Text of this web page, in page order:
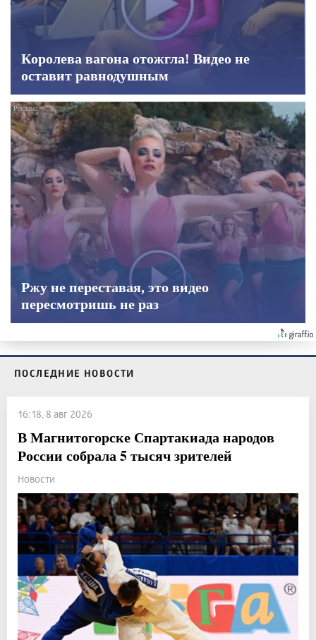
Королева вагона отожгла! Видео не
оставит равнодушным
Ржу не переставая, это видео
пересмотришь не раз
ПОСЛЕДНИЕ НОВОСТИ
16:18, 8 авг 2026
В Магнитогорске Спартакиада народов
России собрала 5 тысяч зрителей
Новости